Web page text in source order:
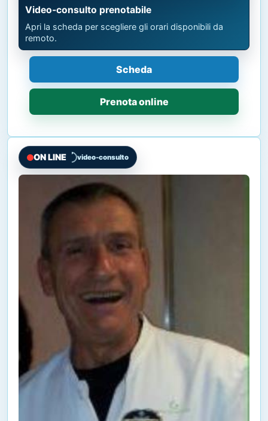
Video-consulto prenotabile
Apri la scheda per scegliere gli orari disponibili da
remoto.
Scheda
Prenota online
ON LINE video-consulto